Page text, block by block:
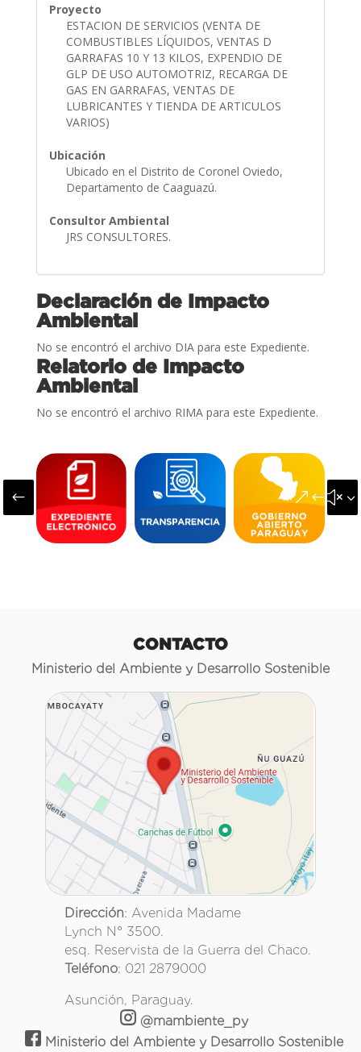
Proyecto
ESTACION DE SERVICIOS (VENTA DE
COMBUSTIBLES LÍQUIDOS, VENTAS D
GARRAFAS 10 Y 13 KILOS, EXPENDIO DE
GLP DE USO AUTOMOTRIZ, RECARGA DE
GAS EN GARRAFAS, VENTAS DE
LUBRICANTES Y TIENDA DE ARTICULOS
VARIOS)
Ubicación
Ubicado en el Distrito de Coronel Oviedo,
Departamento de Caaguazú.
Consultor Ambiental
JRS CONSULTORES.
Declaración de Impacto
Ambiental
No se encontró el archivo DIA para este Expediente.
Relatorio de Impacto
Ambiental
No se encontró el archivo RIMA para este Expediente.
#
CONTACTO
Ministerio del Ambiente y Desarrollo Sostenible
Dirección: Avenida Madame
Lynch N° 3500.
esq. Reservista de la Guerra del Chaco.
Teléfono: 021 2879000
Asunción, Paraguay.
@mambiente_py
Ministerio del Ambiente y Desarrollo Sostenible